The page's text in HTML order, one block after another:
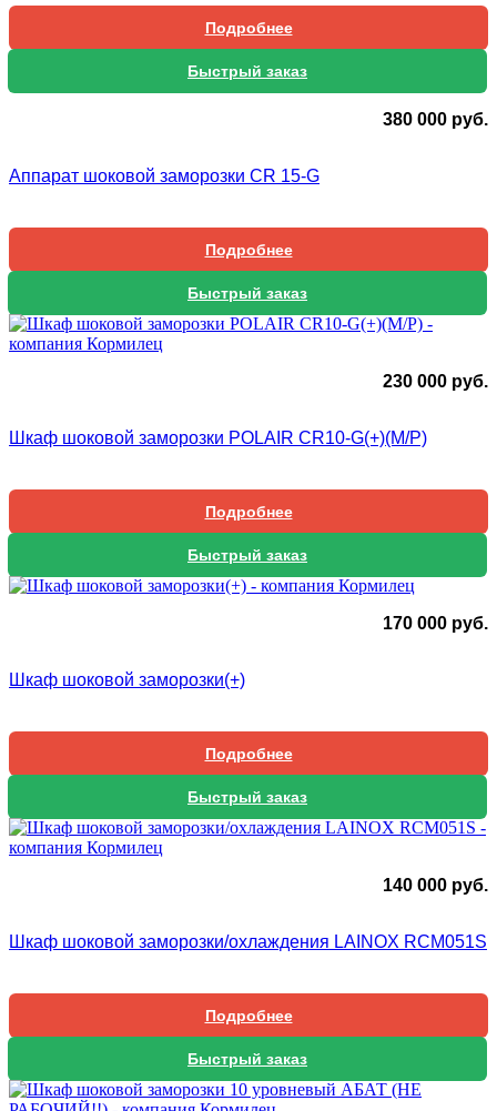
Подробнее
Быстрый заказ
380 000 руб.
Аппарат шоковой заморозки CR 15-G
Подробнее
Быстрый заказ
230 000 руб.
Шкаф шоковой заморозки POLAIR CR10-G(+)(М/Р)
Подробнее
Быстрый заказ
170 000 руб.
Шкаф шоковой заморозки(+)
Подробнее
Быстрый заказ
140 000 руб.
Шкаф шоковой заморозки/охлаждения LAINOX RCM051S
Подробнее
Быстрый заказ